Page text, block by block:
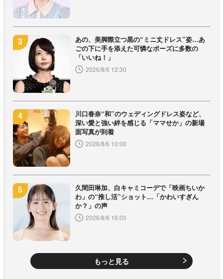
あの、美脚際立つ黒の“ミニ丈ドレス”姿…あ
ごの下に手を添えた可憐なポーズに多数の
「いいね！」
2026/8/6 12:30
川口春奈“和”のウェディングドレス姿など、
深い愛と強い絆を感じる「ママせか」の新場
面写真が到着
2026/8/6 10:00
久間田琳加、白キャミコーデで「映画ちいか
わ」の“推し活”ショット…「かわいすぎん
か？」の声
2026/8/6 16:00
もっと見る